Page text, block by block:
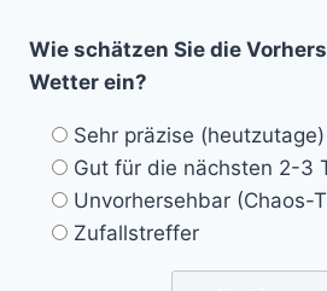
Wie schätzen Sie die
Wetter ein?
Sehr präzise (heutzutage)
Gut für die nächsten 2-3
Unvorhersehbar (Chaos-
Zufallstreffer